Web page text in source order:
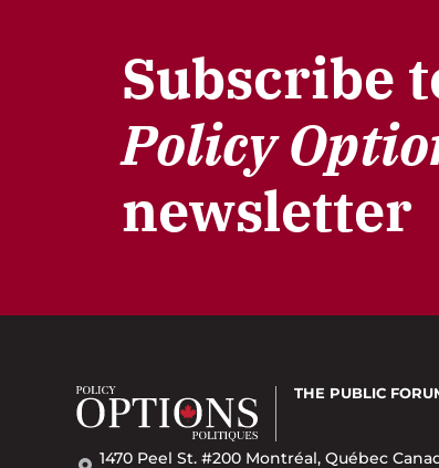
Subscribe
Policy
newsletter
THE PUBLIC
1470 Peel St. #200 Montréal, Québec